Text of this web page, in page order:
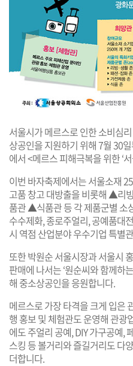
서울시가 메르스로 인한 소비심
상공인을 지원하기 위해 7월 30
에서 <메르스 피해극복을 위한 ‘
이번 바자축제에서는 서울소재
고품 창고 대방출을 비롯해 ▲
품관 ▲식품관 등 각 제품군별 소
수수제화, 종로주얼리, 공예품대
시 역점 산업분야 우수기업 특별
또한 박원순 서울시장과 서울시
판매에 나서는 ‘원순씨와 함께하
해 중소상공인을 응원합니다.
메르스로 가장 타격을 크게 입은
행 홍보 및 체험관도 운영해 관광
에도 주얼리 공예, DIY 가구공예,
스킹 등 볼거리와 즐길거리도 다
더합니다.